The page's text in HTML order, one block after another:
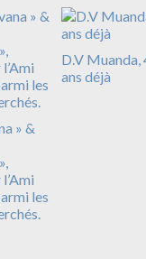
» &
les
D.V Muanda,
ans déjà